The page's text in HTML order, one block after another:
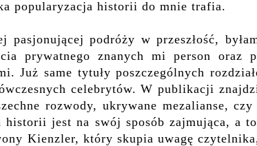
popularyzacja historii do mnie trafia.
podróży w przeszłość,
prywatnego znanych mi person oraz
Już same tytuły poszczególnych
celebrytów. W publikacji
rozwody, ukrywane mezalianse,
historii jest na swój sposób zajmująca, a
Kienzler, który skupia uwagę